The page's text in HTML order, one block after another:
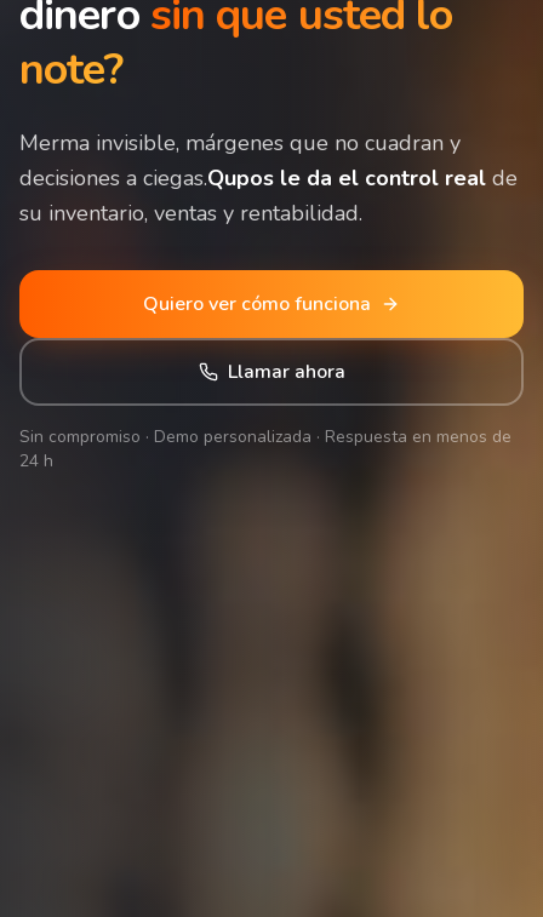
dinero sin que usted lo
note?
Merma invisible, márgenes que no cuadran y
decisiones a ciegas.Qupos le da el control real de
su inventario, ventas y rentabilidad.
Quiero ver cómo funciona
Llamar ahora
Sin compromiso · Demo personalizada · Respuesta en menos de
24 h